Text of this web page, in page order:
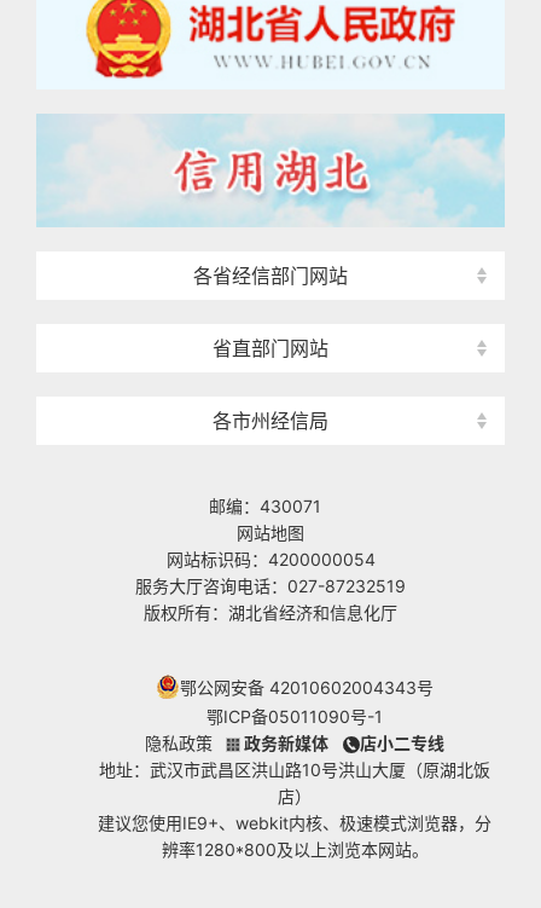
各省经信部门网站
省直部门网站
各市州经信局
邮编：430071
网站地图
网站标识码：4200000054
服务大厅咨询电话：027-87232519
版权所有：湖北省经济和信息化厅
鄂公网安备 42010602004343号
鄂ICP备05011090号-1
隐私政策
政务新媒体
店小二专线
地址：武汉市武昌区洪山路10号洪山大厦（原湖北饭
店）
建议您使用IE9+、webkit内核、极速模式浏览器，分
辨率1280*800及以上浏览本网站。